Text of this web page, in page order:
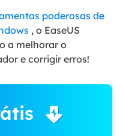
poderosas de
, o EaseUS
a melhorar o
e corrigir erros!